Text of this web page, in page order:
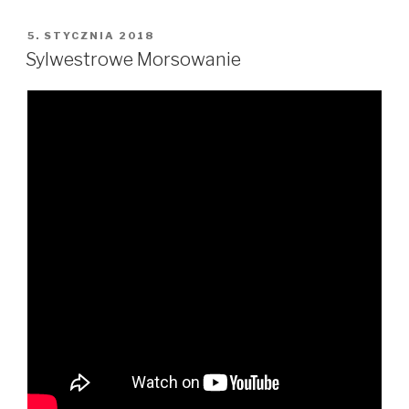
OPUBLIKOWANE
W
5. STYCZNIA 2018
Sylwestrowe Morsowanie